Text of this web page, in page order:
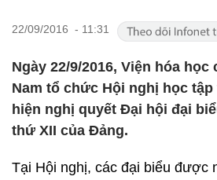
22/09/2016 - 11:31
Ngày 22/9/2016, Viện hóa
Nam tổ chức Hội nghị học
hiện nghị quyết Đại hội đại
thứ XII của Đảng.
Tại Hội nghị, các đại biểu được